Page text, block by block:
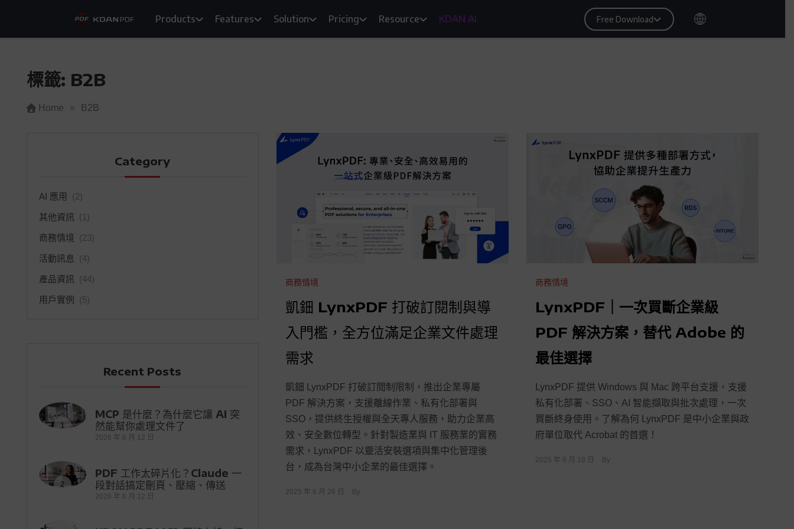
Products Features Solution Pricing Resource KDAN AI Free Download
標籤: B2B
Home » B2B
商務情境
凱鈿 LynxPDF 打破訂閱制與導
入門檻，全方位滿足企業文件處理
需求
凱鈿 LynxPDF 打破訂閱制限制，推出企業專屬
PDF 解決方案，支援離線作業、私有化部署與
SSO，提供終生授權與全天專人服務，助力企業高
效、安全數位轉型。針對製造業與 IT 服務業的實務
需求，LynxPDF 以靈活安裝選項與集中化管理後
台，成為台灣中小企業的最佳選擇。
2025 年 6 月 26 日 By
商務情境
LynxPDF｜一次買斷企業級
PDF 解決方案，替代 Adobe 的
最佳選擇
LynxPDF 提供 Windows 與 Mac 跨平台支援，支援
私有化部署、SSO、AI 智能擷取與批次處理，一次
買斷終身使用。了解為何 LynxPDF 是中小企業與政
府單位取代 Acrobat 的首選！
2025 年 6 月 18 日 By
Category
AI 應用 (2)
其他資訊 (1)
商務情境 (23)
活動訊息 (4)
產品資訊 (44)
用戶實例 (5)
Recent Posts
1
MCP 是什麼？為什麼它讓 AI 突
然能幫你處理文件了
2026 年 6 月 12 日
2
PDF 工作太碎片化？Claude 一
段對話搞定刪頁、壓縮、傳送
2026 年 6 月 12 日